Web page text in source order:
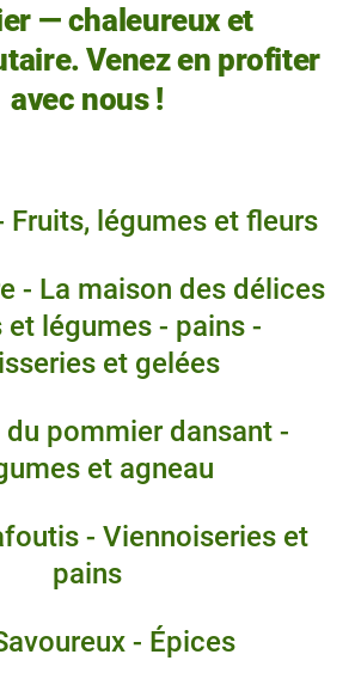
— chaleureux et
Venez en profiter
avec nous !
légumes et fleurs
- La maison des délices
et légumes - pains -
et gelées
pommier dansant -
et agneau
- Viennoiseries et
pains
- Épices